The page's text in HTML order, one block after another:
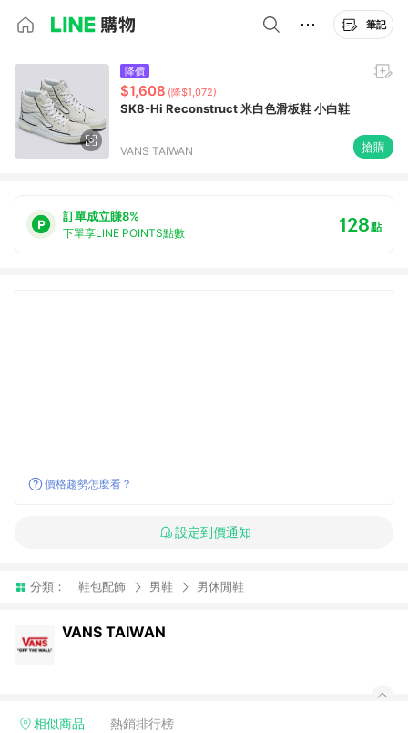
筆記
降價
$1,608 (降$1,072)
SK8-Hi Reconstruct 米白色滑板鞋 小白鞋
VANS TAIWAN 搶購
訂單成立賺8%
下單享LINE POINTS點數 128點
價格趨勢怎麼看？
設定到價通知
分類： 鞋包配飾 男鞋 男休閒鞋
VANS TAIWAN
相似商品 熱銷排行榜